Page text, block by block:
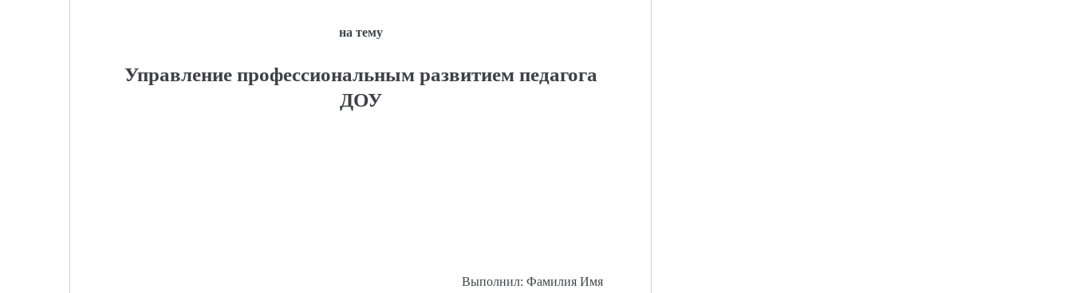
на тему
Управление профессиональным развитием педагога
ДОУ
Выполнил: Фамилия Имя